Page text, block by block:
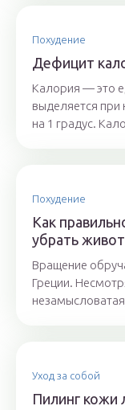
Похудение
Дефицит
Калория — это
выделяется при
на 1 градус.
Похудение
Как
убрать
Вращение
Греции.
Уход за собой
Пилинг кожи